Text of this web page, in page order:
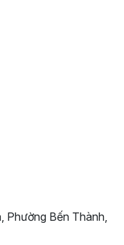
Phường Bến Thành,